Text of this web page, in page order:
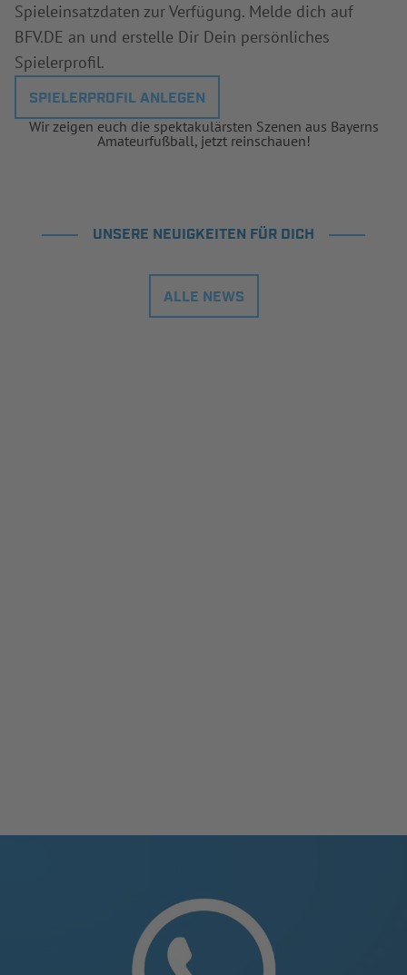
Spieleinsatzdaten zur Verfügung. Melde dich auf
BFV.DE an und erstelle Dir Dein persönliches
Spielerprofil.
SPIELERPROFIL ANLEGEN
Wir zeigen euch die spektakulärsten Szenen aus Bayerns
Amateurfußball, jetzt reinschauen!
UNSERE NEUIGKEITEN FÜR DICH
ALLE NEWS